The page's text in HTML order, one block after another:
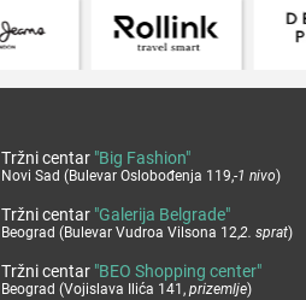
Tržni centar "Big Fashion"
Novi Sad (Bulevar Oslobođenja 119,-1 nivo)
Tržni centar "Galerija Belgrade"
Beograd (Bulevar Vudroa Vilsona 12,2. sprat)
Tržni centar "BEO Shopping center"
Beograd (Vojislava Ilića 141, prizemlje)